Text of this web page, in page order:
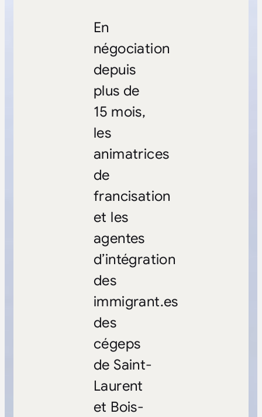
En
négociation
depuis
plus de
15 mois,
les
animatrices
de
francisation
et les
agentes
d’intégration
des
immigrant.es
des
cégeps
de Saint-
Laurent
et Bois-